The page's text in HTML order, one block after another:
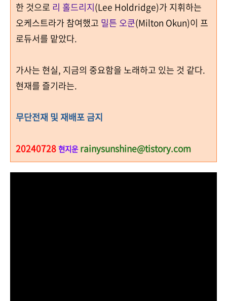
한 것으로 리 홀드리지(Lee Holdridge)가 지휘하는
오케스트라가 참여했고 밀튼 오쿤(Milton Okun)이 프
로듀서를 맡았다.
가사는 현실, 지금의 중요함을 노래하고 있는 것 같다.
현재를 즐기라는.
무단전재 및 재배포 금지
20240728현지운 rainysunshine@tistory.com